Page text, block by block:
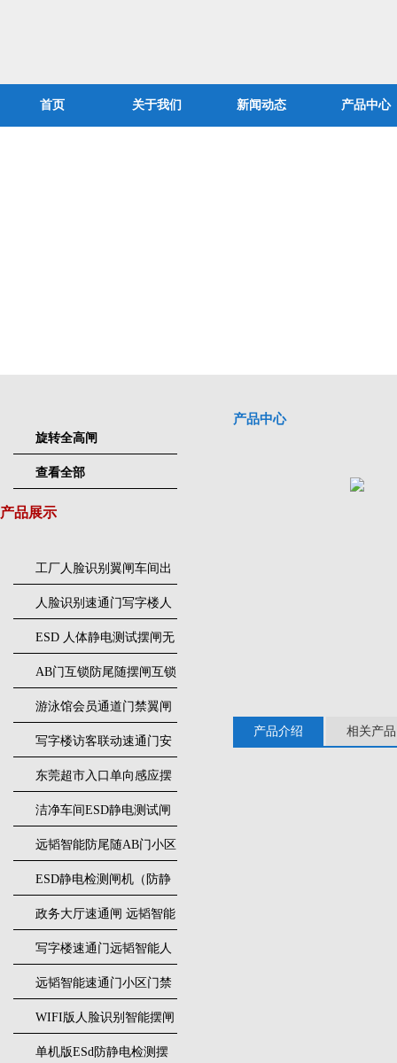
首页 关于我们 新闻动态 产品中心
旋转全高闸
查看全部
产品展示
工厂人脸识别翼闸车间出
入口人行通道门禁
人脸识别速通门写字楼人
行通道闸门禁设备
ESD 人体静电测试摆闸无
尘车间防静电闸机
AB门互锁防尾随摆闸互锁
闸机
游泳馆会员通道门禁翼闸
写字楼访客联动速通门安
装
东莞超市入口单向感应摆
闸安装
洁净车间ESD静电测试闸
机
远韬智能防尾随AB门小区
门禁闸机安装
​ESD静电检测闸机（防静
电门禁通道系统）
政务大厅速通闸 远韬智能
防尾随静音速通门
写字楼速通门远韬智能人
脸识别快速通道闸
远韬智能速通门小区门禁
闸机食堂消费摆闸
WIFI版人脸识别智能摆闸
机
单机版ESd防静电检测摆
产品中心
产品介绍 相关产品